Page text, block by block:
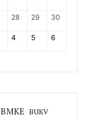
28 29 30
4 5 6
BMKE BUKV